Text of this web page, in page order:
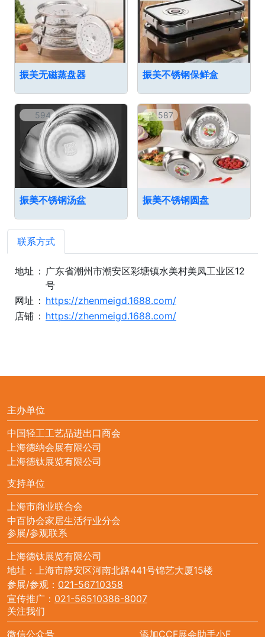
振美无磁蒸盘器 振美不锈钢保鲜盒
594
振美不锈钢汤盆
587
振美不锈钢圆盘
联系方式
地址 ： 广东省潮州市潮安区彩塘镇水美村美凤工业区12
号
网址 ： https://zhenmeigd.1688.com/
店铺 ： https://zhenmeigd.1688.com/
主办单位
中国轻工工艺品进出口商会
上海德纳会展有限公司
上海德钛展览有限公司
支持单位
上海市商业联合会
中百协会家居生活行业分会
参展/参观联系
上海德钛展览有限公司
地址：上海市静安区河南北路441号锦艺大厦15楼
参展/参观： 021-56710358
宣传推广： 021-56510386-8007
关注我们
微信公众号
添加CCF展会助手小F